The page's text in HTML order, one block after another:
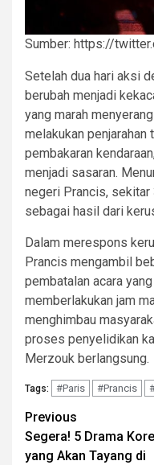
Sumber: https://
Setelah dua hari aksi
berubah menjadi
yang marah
melakukan
pembakaran
menjadi sasaran.
negeri Prancis, sekitar
sebagai hasil dari
Dalam merespons
Prancis mengambil
pembatalan acara
memberlakukan jam
menghimbau
proses penyelidikan
Merzouk berlangsung.
Tags: #Paris #Prancis
Post
navigation
Previous
Segera! 5 Drama
yang Akan Tayang di